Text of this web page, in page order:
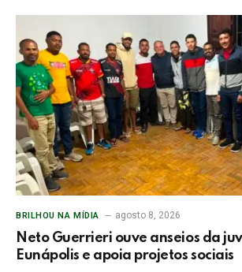
BRILHOU NA MÍDIA agosto 8, 2026
Neto Guerrieri ouve anseios da
Eunápolis e apoia projetos sociais